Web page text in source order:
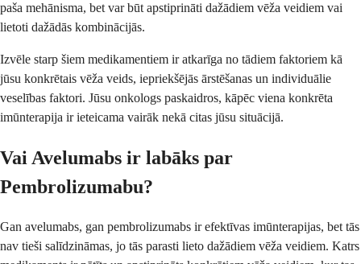
paša mehānisma, bet var būt apstiprināti dažādiem vēža veidiem vai
lietoti dažādās kombinācijās.
Izvēle starp šiem medikamentiem ir atkarīga no tādiem faktoriem kā
jūsu konkrētais vēža veids, iepriekšējās ārstēšanas un individuālie
veselības faktori. Jūsu onkologs paskaidros, kāpēc viena konkrēta
imūnterapija ir ieteicama vairāk nekā citas jūsu situācijā.
Vai Avelumabs ir labāks par
Pembrolizumabu?
Gan avelumabs, gan pembrolizumabs ir efektīvas imūnterapijas, bet tās
nav tieši salīdzināmas, jo tās parasti lieto dažādiem vēža veidiem. Katrs